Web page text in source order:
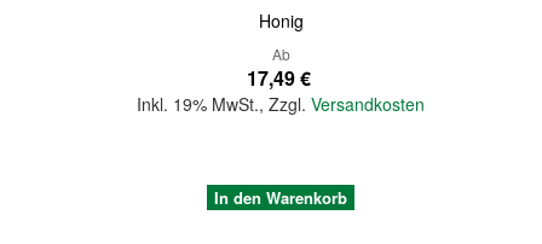
Honig
Ab
17,49 €
Inkl. 19% MwSt.,Zzgl.Versandkosten
In den Warenkorb